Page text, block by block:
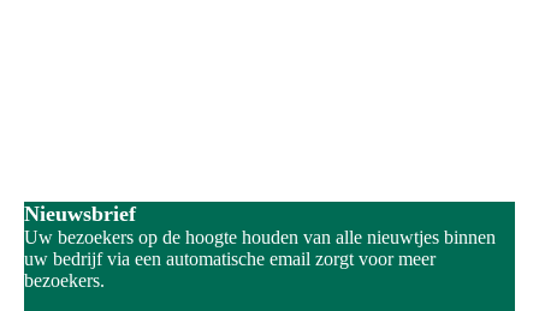
Nieuwsbrief
Uw bezoekers op de hoogte houden van alle nieuwtjes binnen
uw bedrijf via een automatische email zorgt voor meer
bezoekers.